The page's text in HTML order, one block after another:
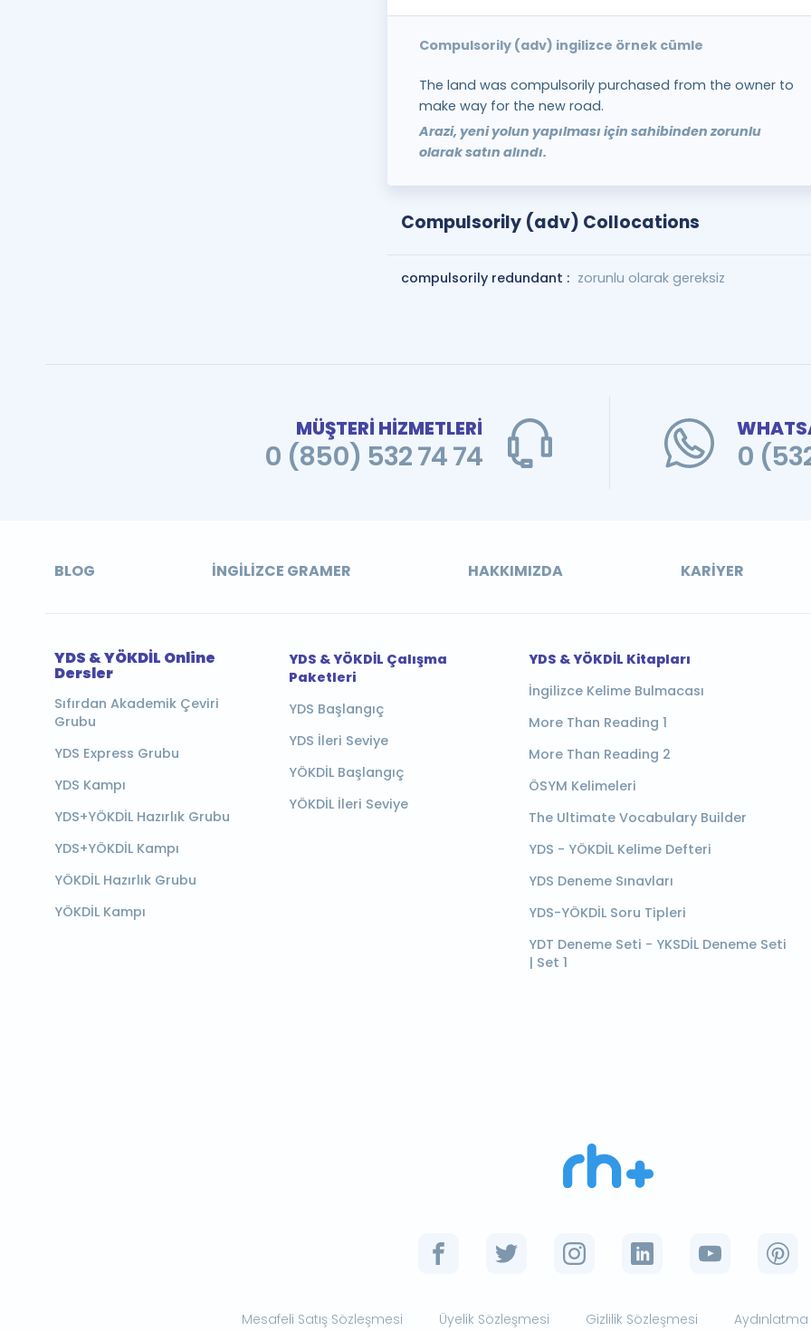
Compulsorily (adv) ingilizce örnek cümle
The land was compulsorily purchased from the owner to
make way for the new road.
Arazi, yeni yolun yapılması için sahibinden zorunlu
olarak satın alındı.
Compulsorily (adv) Collocations
compulsorily redundant : zorunlu olarak gereksiz
MÜŞTERİ HİZMETLERİ
0 (850) 532 74 74 0
BLOG İNGILIZCE GRAMER HAKKIMIZDA KARIYER
YDS & YÖKDİL Online
Dersler
Sıfırdan Akademik Çeviri
Grubu
YDS Express Grubu
YDS Kampı
YDS+YÖKDİL Hazırlık Grubu
YDS+YÖKDİL Kampı
YÖKDİL Hazırlık Grubu
YÖKDİL Kampı
YDS & YÖKDİL Çalışma
Paketleri
YDS Başlangıç
YDS İleri Seviye
YÖKDİL Başlangıç
YÖKDİL İleri Seviye
YDS & YÖKDİL Kitapları
İngilizce Kelime Bulmacası
More Than Reading 1
More Than Reading 2
ÖSYM Kelimeleri
The Ultimate Vocabulary Builder
YDS - YÖKDİL Kelime Defteri
YDS Deneme Sınavları
YDS-YÖKDİL Soru Tipleri
YDT Deneme Seti - YKSDİL Deneme Seti
| Set 1
Mesafeli Satış Sözleşmesi Üyelik Sözleşmesi Gizlilik Sözleşmesi